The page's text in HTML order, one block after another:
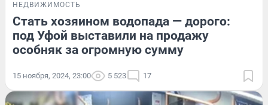
НЕДВИЖИМОСТЬ
Стать хозяином водопада — дорого:
под Уфой выставили на продажу
особняк за огромную сумму
15 ноября, 2024, 23:00 5 523 17